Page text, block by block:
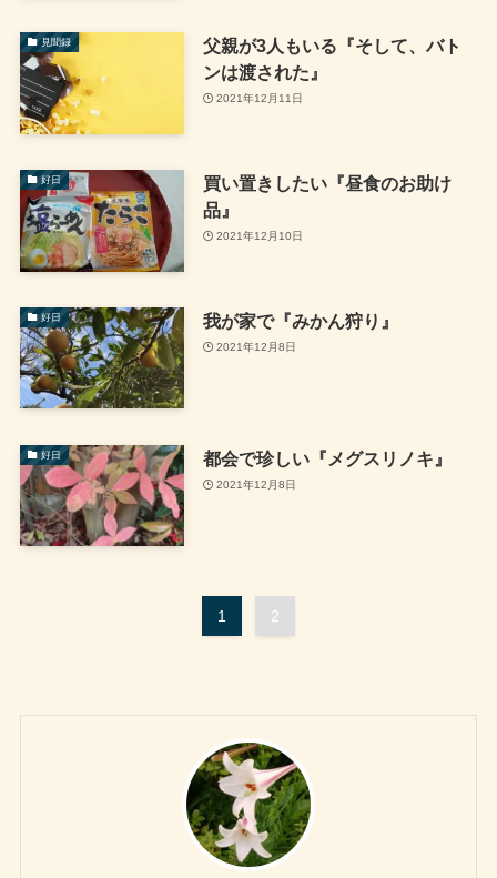
見聞録
父親が3人もいる『そして、バト
ンは渡された』
2021年12月11日
好日
買い置きしたい『昼食のお助け
品』
2021年12月10日
好日 我が家で『みかん狩り』
2021年12月8日
好日 都会で珍しい『メグスリノキ』
2021年12月8日
1 2